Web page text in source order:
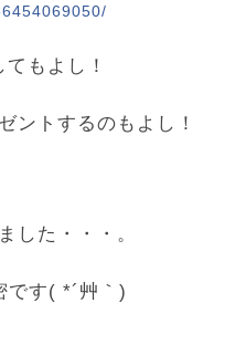
もよし！
ントするのもよし！
した・・・。
です( *´艸｀)